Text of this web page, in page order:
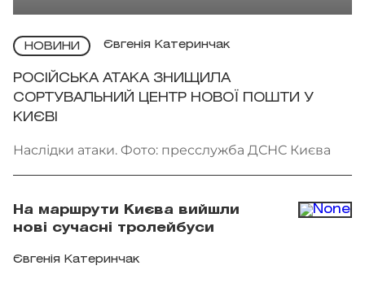
НОВИНИ Євгенія Катеринчак
РОСІЙСЬКА АТАКА ЗНИЩИЛА
СОРТУВАЛЬНИЙ ЦЕНТР НОВОЇ ПОШТИ У
КИЄВІ
Наслідки атаки. Фото: пресслужба ДСНС Києва
На маршрути Києва вийшли
нові сучасні тролейбуси
Євгенія Катеринчак